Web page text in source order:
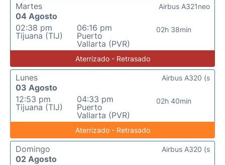
Martes
04 Agosto
02:38 pm
Tijuana (TIJ)
06:16 pm
Puerto
Vallarta (PVR)
02h 38min
Airbus A321neo
Aterrizado - Retrasado
Lunes
03 Agosto
12:53 pm
Tijuana (TIJ)
04:33 pm
Puerto
Vallarta (PVR)
02h 40min
Airbus A320 (s
Aterrizado - Retrasado
Domingo
02 Agosto
Airbus A320 (s